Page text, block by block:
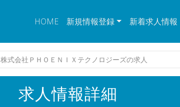
HOME 新規情報登録 新着求人情報
株式会社ＰＨＯＥＮＩＸテクノロジーズの求人
求人情報詳細